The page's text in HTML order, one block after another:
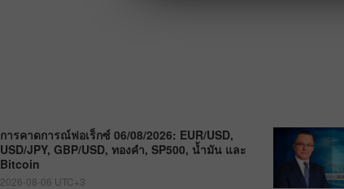
การคาดการณ์ฟอเร็กซ์ 06/08/2026: EUR/USD,
USD/JPY, GBP/USD, ทองคำ, SP500, น้ำมัน และ
Bitcoin
2026-08-06 UTC+3